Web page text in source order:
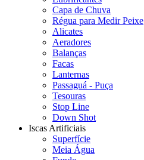
Capa de Chuva
Régua para Medir Peixe
Alicates
Aeradores
Balanças
Facas
Lanternas
Passaguá - Puça
Tesouras
Stop Line
Down Shot
Iscas Artificiais
Superfície
Meia Água